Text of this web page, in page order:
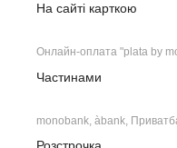
На сайті карткою
Онлайн-оплата "plata by
Частинами
monobank, àbank,